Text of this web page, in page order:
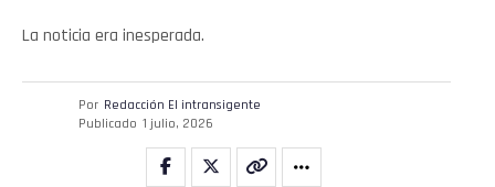
La noticia era inesperada.
Por Redacción El intransigente
Publicado 1 julio, 2026